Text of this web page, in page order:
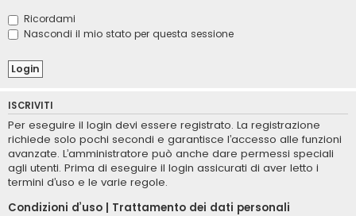
Ricordami
Nascondi il mio stato per questa sessione
ISCRIVITI
Per eseguire il login devi essere registrato. La registrazione
richiede solo pochi secondi e garantisce l’accesso alle funzioni
avanzate. L’amministratore può anche dare permessi speciali
agli utenti. Prima di eseguire il login assicurati di aver letto i
termini d’uso e le varie regole.
Condizioni d’uso | Trattamento dei dati personali